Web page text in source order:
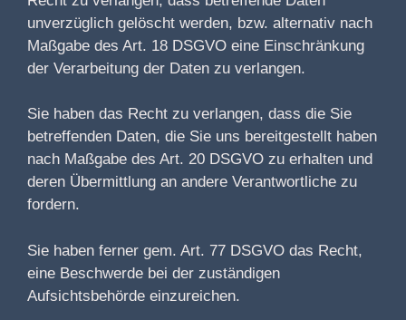
unverzüglich gelöscht werden, bzw. alternativ nach
Maßgabe des Art. 18 DSGVO eine Einschränkung
der Verarbeitung der Daten zu verlangen.
Sie haben das Recht zu verlangen, dass die Sie
betreffenden Daten, die Sie uns bereitgestellt haben
nach Maßgabe des Art. 20 DSGVO zu erhalten und
deren Übermittlung an andere Verantwortliche zu
fordern.
Sie haben ferner gem. Art. 77 DSGVO das Recht,
eine Beschwerde bei der zuständigen
Aufsichtsbehörde einzureichen.